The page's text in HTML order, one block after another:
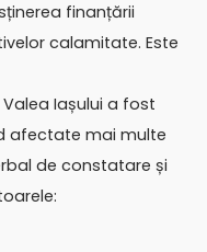
finanțării
calamitate. Este
Iașului a fost
afectate mai multe
de constatare și